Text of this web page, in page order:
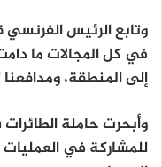
وتابع الرئيس الفرنسي
في كل المجالات ما
إلى المنطقة،
وأبحرت حاملة
للمشاركة في العمليات